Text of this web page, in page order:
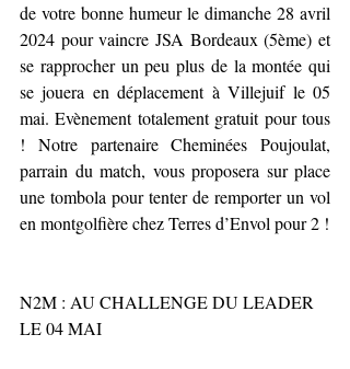
de votre bonne humeur le dimanche 28 avril
2024 pour vaincre JSA Bordeaux (5ème) et
se rapprocher un peu plus de la montée qui
se jouera en déplacement à Villejuif le 05
mai. Evènement totalement gratuit pour tous
! Notre partenaire Cheminées Poujoulat,
parrain du match, vous proposera sur place
une tombola pour tenter de remporter un vol
en montgolfière chez Terres d’Envol pour 2 !
N2M : AU CHALLENGE DU LEADER
LE 04 MAI